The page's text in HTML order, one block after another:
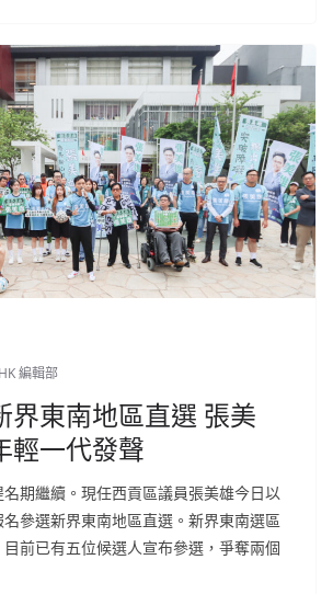
編輯部
界東南地區直選 張美
輕一代發聲
期繼續。現任西貢區議員張美雄今日以
參選新界東南地區直選。新界東南選區
前已有五位候選人宣布參選，爭奪兩個